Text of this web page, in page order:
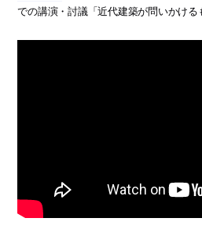
での講演・討議「近代建築が問いかける